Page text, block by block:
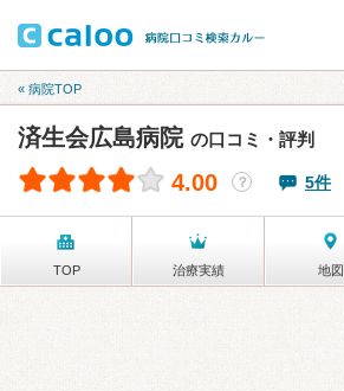
« 病院TOP
済生会広島病院 の口コミ・評判
4.00 ？ 5件
TOP 治療実績 地図